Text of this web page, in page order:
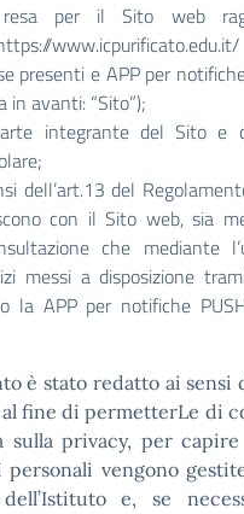
per il Sito web
presenti e APP per
in avanti: “Sito”);
integrante del Sito e
dell’art.13 del
con il Sito web, sia
che mediante
messi a disposizione
la APP per notifiche
è stato redatto ai sensi
fine di permetterLe di
sulla privacy, per
personali vengono
e, se